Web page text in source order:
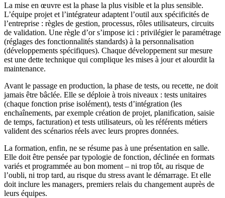
La mise en œuvre est la phase la plus visible et la plus sensible.
L’équipe projet et l’intégrateur adaptent l’outil aux spécificités de
l’entreprise : règles de gestion, processus, rôles utilisateurs, circuits
de validation. Une règle d’or s’impose ici : privilégier le paramétrage
(réglages des fonctionnalités standards) à la personnalisation
(développements spécifiques). Chaque développement sur mesure
est une dette technique qui complique les mises à jour et alourdit la
maintenance.
Avant le passage en production, la phase de tests, ou recette, ne doit
jamais être bâclée. Elle se déploie à trois niveaux : tests unitaires
(chaque fonction prise isolément), tests d’intégration (les
enchaînements, par exemple création de projet, planification, saisie
de temps, facturation) et tests utilisateurs, où les référents métiers
valident des scénarios réels avec leurs propres données.
La formation, enfin, ne se résume pas à une présentation en salle.
Elle doit être pensée par typologie de fonction, déclinée en formats
variés et programmée au bon moment – ni trop tôt, au risque de
l’oubli, ni trop tard, au risque du stress avant le démarrage. Et elle
doit inclure les managers, premiers relais du changement auprès de
leurs équipes.